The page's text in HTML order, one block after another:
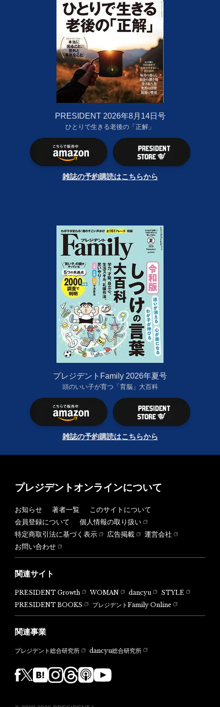
PRESIDENT 2026年8月14日号
ひとりで生きる老後の「正解」
雑誌の予約購読はこちらから
プレジデントFamily 2026年夏号
頭のいい子が育つ「育脳」大百科
雑誌の予約購読はこちらから
プレジデントオンラインについて
お知らせ 著者一覧
このサイトについて
会員登録について
個人情報の取り扱い
特定商取引法に基づく表示
広告掲載
運営会社
お問い合わせ
関連サイト
PRESIDENT Growth WOMAN dancyu
STYLE
PRESIDENT BOOKS
プレジデントFamily Online
関連事業
プレジデント総合研究所 dancyu総合研究所